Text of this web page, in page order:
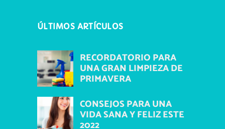
ÚLTIMOS ARTÍCULOS
RECORDATORIO PARA
UNA GRAN LIMPIEZA DE
PRIMAVERA
CONSEJOS PARA UNA
VIDA SANA Y FELIZ ESTE
2022